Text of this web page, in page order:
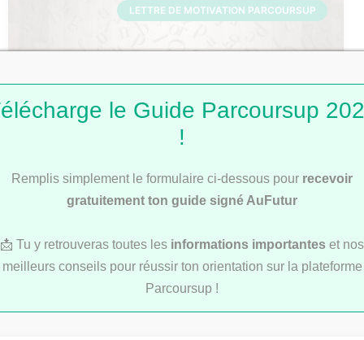
LETTRE DE MOTIVATION PARCOURSUP
Lettres de motivation Parcoursup : 101
LYCÉE
le Guide Parcoursup
!
Remplis simplement le formulaire ci-dessous pour recevoir
gratuitement ton guide signé AuFutur
📩 Tu y retrouveras toutes les informations importantes et nos
meilleurs conseils pour réussir ton orientation sur la plateforme
Parcoursup !